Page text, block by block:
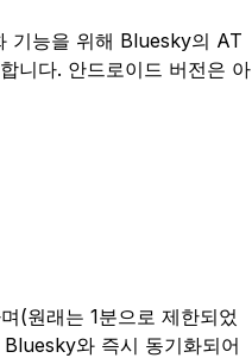
기능을 위해 Bluesky의 AT
니다. 안드로이드 버전은 아
(원래는 1분으로 제한되었
와 즉시 동기화되어